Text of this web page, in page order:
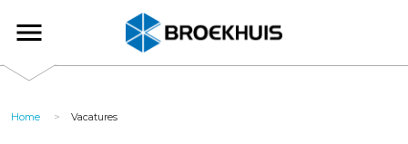
en
de
gaan
Broekhuis
Home Vacatures